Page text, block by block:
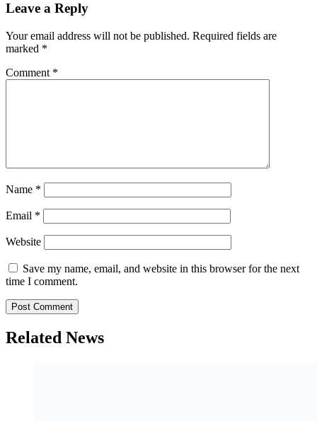
Leave a Reply
Your email address will not be published. Required fields are
marked *
Comment *
Name *
Email *
Website
Save my name, email, and website in this browser for the next
time I comment.
Related News